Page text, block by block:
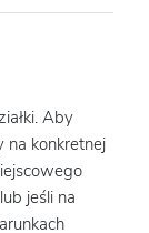
Aby
konkretnej
jeśli na